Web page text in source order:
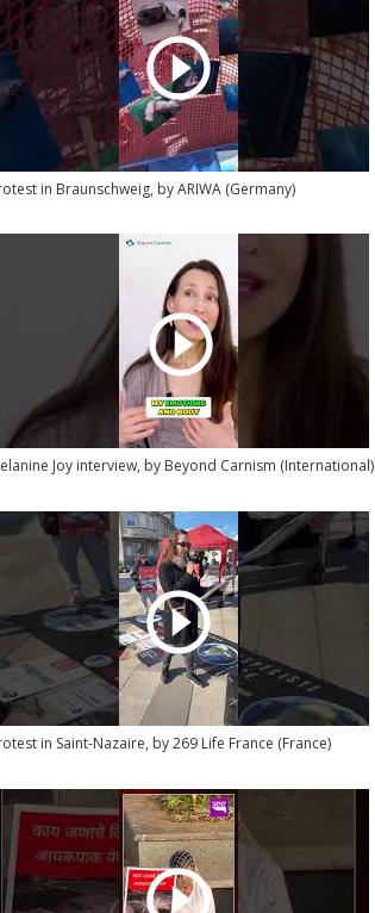
in Braunschweig, by ARIWA (Germany)
Joy interview, by Beyond Carnism (International)
in Saint-Nazaire, by 269 Life France (France)